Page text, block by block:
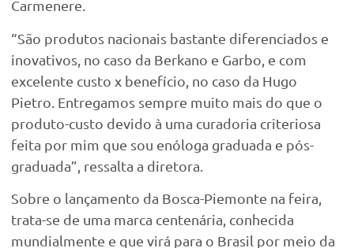
Carmenere.
“São produtos nacionais bastante diferenciados e
inovativos, no caso da Berkano e Garbo, e com
excelente custo x benefício, no caso da Hugo
Pietro. Entregamos sempre muito mais do que o
produto-custo devido à uma curadoria criteriosa
feita por mim que sou enóloga graduada e pós-
graduada”, ressalta a diretora.
Sobre o lançamento da Bosca-Piemonte na feira,
trata-se de uma marca centenária, conhecida
mundialmente e que virá para o Brasil por meio da